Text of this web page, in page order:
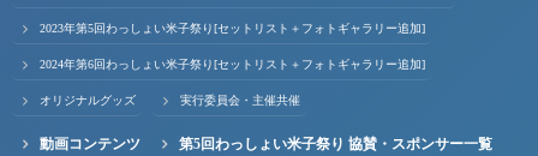
2023年第5回わっしょい米子祭り[セットリスト＋フォトギャラリー追加]
2024年第6回わっしょい米子祭り[セットリスト＋フォトギャラリー追加]
オリジナルグッズ 実行委員会・主催共催
動画コンテンツ 第5回わっしょい米子祭り 協賛・スポンサー一覧